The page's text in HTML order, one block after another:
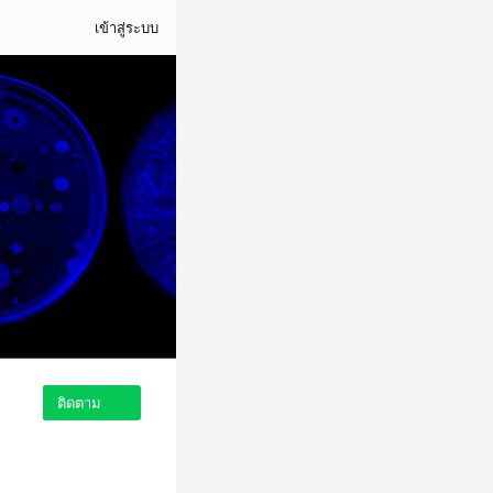
เข้าสู่ระบบ
ติดตาม